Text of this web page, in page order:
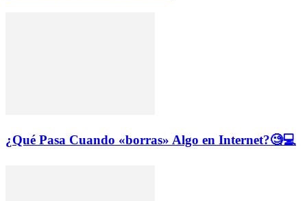
¿Qué Pasa Cuando «borras» Algo en Internet?🧐💻